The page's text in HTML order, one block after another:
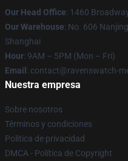
Our Head Office: 1460
Our Warehouse: No. 606
Shanghai
Hour: 9AM – 5PM (Mon – Fri)
Email : contact@ravenswatch-
Nuestra empresa
Sobre nosotros
Términos y condiciones
Política de privacidad
DMCA - Política de Copyright